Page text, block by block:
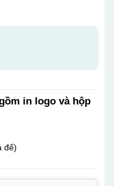
in logo và hộp
đế)